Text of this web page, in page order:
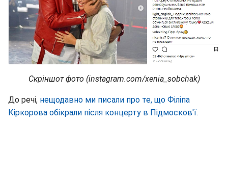
Скріншот фото (instagram.com/xenia_sobchak)
До речі, нещодавно ми писали про те, що Філіпа
Кіркорова обікрали після концерту в Підмосков'ї.